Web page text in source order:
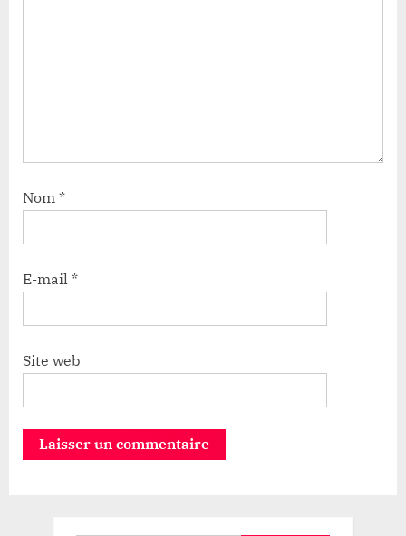
Nom *
E-mail *
Site web